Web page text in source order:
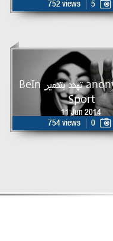
752 views 5
anonymous تهدد بتدمير BeIn
Sport
11 Jun 2014
754 views
0